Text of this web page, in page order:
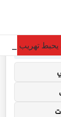
لتنظيم التداول الطبي